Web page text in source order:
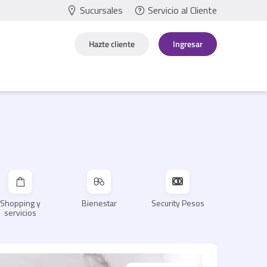
Sucursales Servicio al Cliente
Hazte cliente Ingresar
Shopping y
servicios
Bienestar Security Pesos